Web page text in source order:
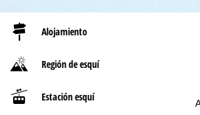
Alojamiento
Región de esquí
Estación esquí